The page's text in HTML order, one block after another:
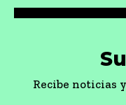
Recibe noticias